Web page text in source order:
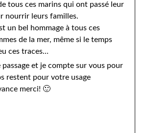
tous ces marins qui ont passé leur
nourrir leurs familles.
un bel hommage à tous ces
de la mer, même si le temps
ces traces…
et je compte sur vous pour
restent pour votre usage
merci! 🙂